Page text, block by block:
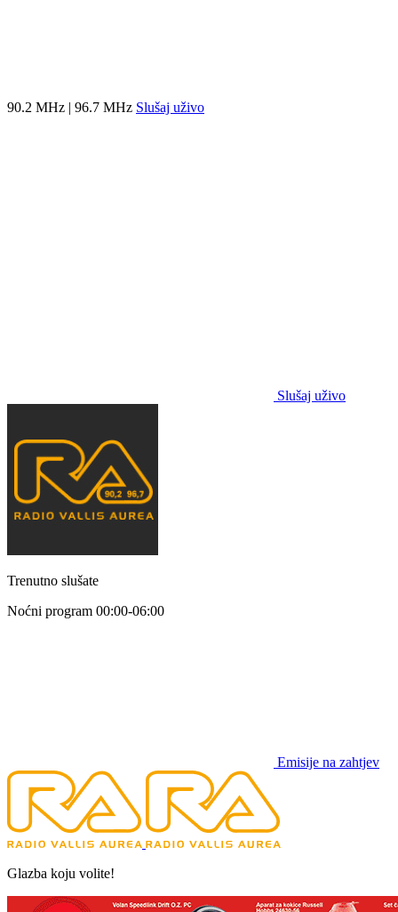
90.2 MHz | 96.7 MHz Slušaj uživo
Slušaj uživo
Trenutno slušate
Noćni program 00:00-06:00
Emisije na zahtjev
Glazba koju volite!